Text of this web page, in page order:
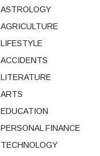
ASTROLOGY
AGRICULTURE
LIFESTYLE
ACCIDENTS
LITERATURE
ARTS
EDUCATION
PERSONAL FINANCE
TECHNOLOGY